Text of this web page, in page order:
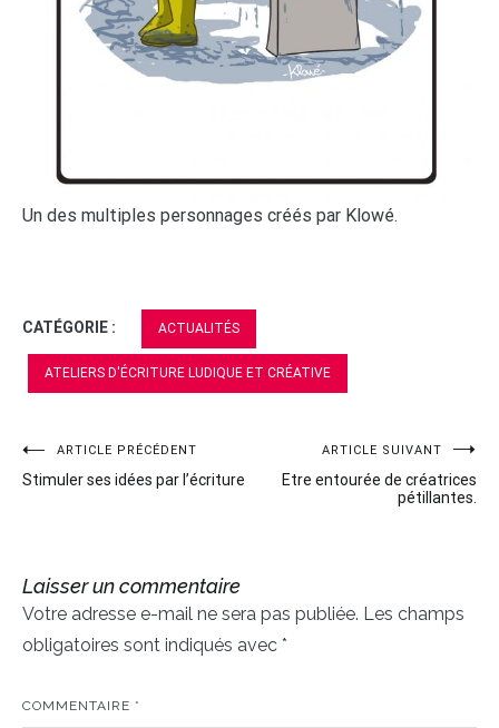
Un des multiples personnages créés par Klowé.
CATÉGORIE : ACTUALITÉS
ATELIERS D'ÉCRITURE LUDIQUE ET CRÉATIVE
Navigation
ARTICLE PRÉCÉDENT
Stimuler ses idées par l’écriture
ARTICLE SUIVANT
Etre entourée de créatrices
pétillantes.
Laisser un commentaire
Votre adresse e-mail ne sera pas publiée. Les champs
obligatoires sont indiqués avec *
COMMENTAIRE *